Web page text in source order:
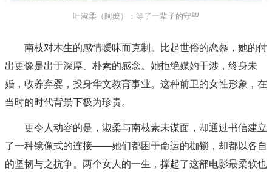
叶淑柔（阿嬷）：等了一辈子的守望
南枝对木生的感情暧昧而克制。比起世俗的恋慕，她的付
出更像是出于深厚、朴素的感念。她拒绝媒妁干涉，终身未
婚，收养弃婴，投身华文教育事业。这种前卫的女性形象，在
当时的时代背景下极为珍贵。
更令人动容的是，淑柔与南枝素未谋面，却通过书信建立
了一种镜像式的连接——她们都困于命运的枷锁，却都以各自
的坚韧与之抗争。两个女人的一生，撑起了这部电影最柔软也